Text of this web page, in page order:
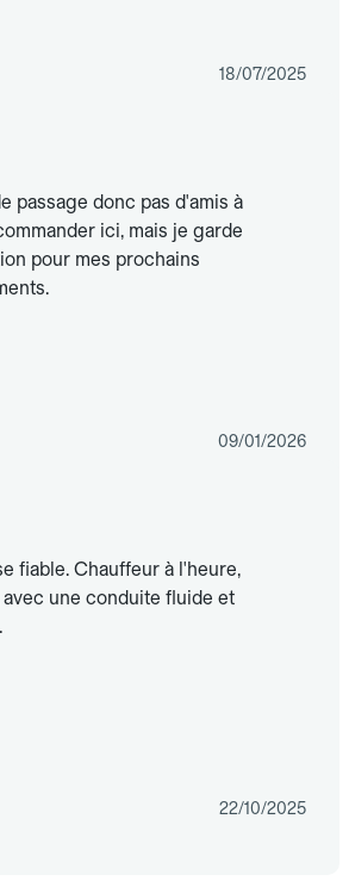
18/07/2025
passage donc pas d'amis à
ici, mais je garde
pour mes prochains
09/01/2026
fiable. Chauffeur à l'heure,
une conduite fluide et
22/10/2025